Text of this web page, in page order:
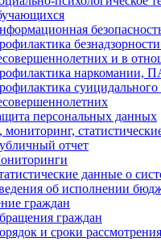
и в
суицидального
персональных данных
отчет
данные о
об исполнении
граждан
граждан
и сроки